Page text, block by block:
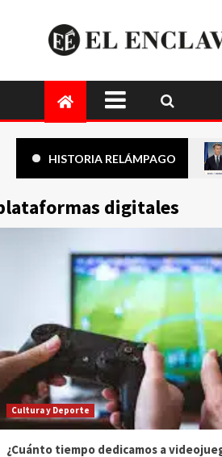
HISTORIA RELÁMPAGO
digitales
Cultura y Deporte
¿Cuánto tiempo dedicamos a